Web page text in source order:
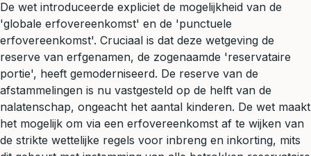
De wet introduceerde expliciet de mogelijkheid van de
'globale erfovereenkomst' en de 'punctuele
erfovereenkomst'. Cruciaal is dat deze wetgeving de
reserve van erfgenamen, de zogenaamde 'reservataire
portie', heeft gemoderniseerd. De reserve van de
afstammelingen is nu vastgesteld op de helft van de
nalatenschap, ongeacht het aantal kinderen. De wet maakt
het mogelijk om via een erfovereenkomst af te wijken van
de strikte wettelijke regels voor inbreng en inkorting, mits